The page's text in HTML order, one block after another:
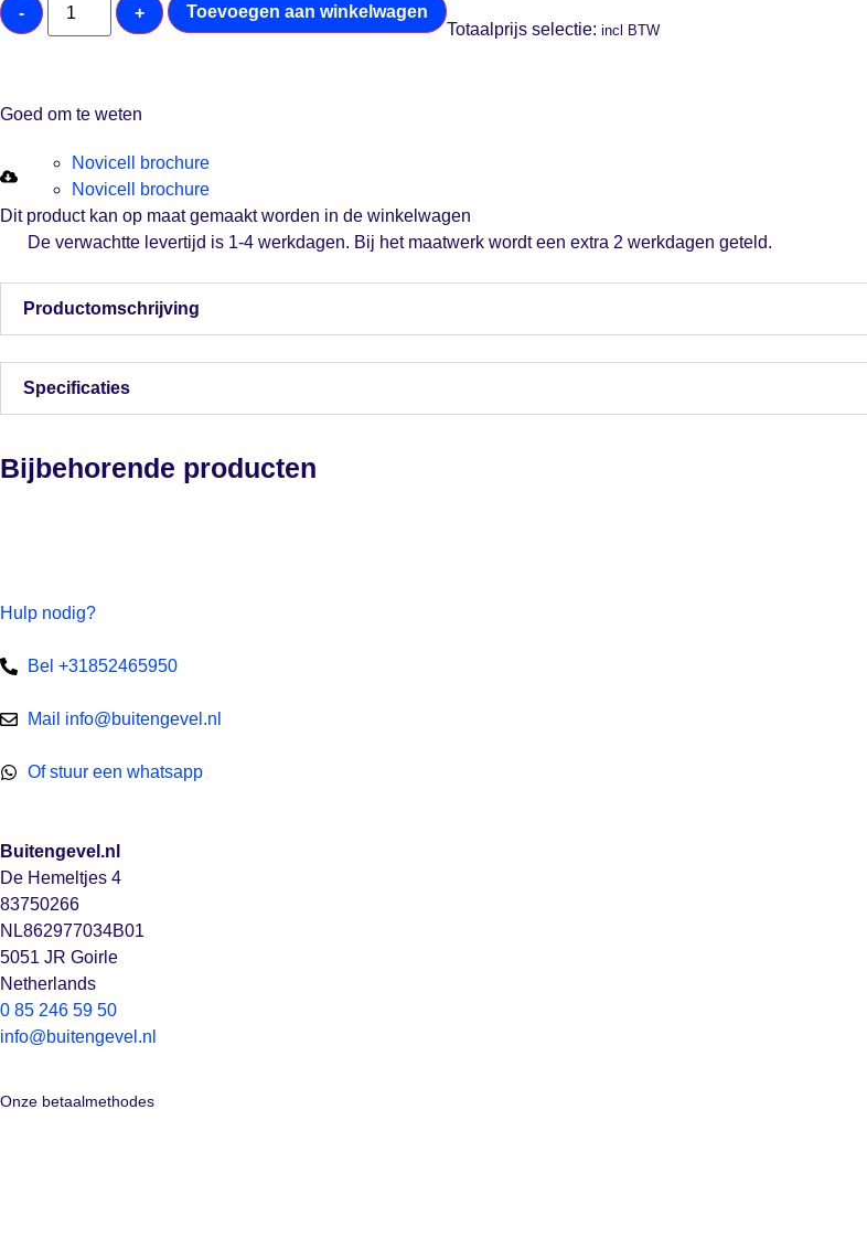
- +
Toevoegen aan winkelwagen
Totaalprijs selectie:incl BTW
Goed om te weten
Novicell brochure
Novicell brochure
Dit product kan op maat gemaakt worden in de winkelwagen
De verwachtte levertijd is 1-4 werkdagen. Bij het maatwerk wordt een extra 2 werkdagen geteld.
Productomschrijving
Specificaties
Bijbehorende producten
Hulp nodig?
Bel +31852465950
Mail info@buitengevel.nl
Of stuur een whatsapp
Buitengevel.nl
De Hemeltjes 4
83750266
NL862977034B01
5051 JR Goirle
Netherlands
0 85 246 59 50
info@buitengevel.nl
Onze betaalmethodes